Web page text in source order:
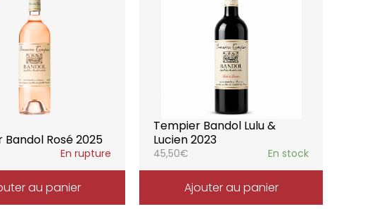
Bandol Rosé 2025
En rupture
au panier
Tempier Bandol Lulu &
Lucien 2023
45,50€ En stock
Ajouter au panier